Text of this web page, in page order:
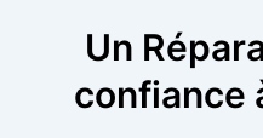
Un
confiance